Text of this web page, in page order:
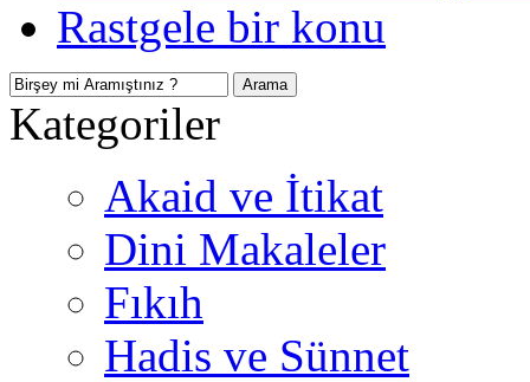
Rastgele bir konu
Kategoriler
Akaid ve İtikat
Dini Makaleler
Fıkıh
Hadis ve Sünnet